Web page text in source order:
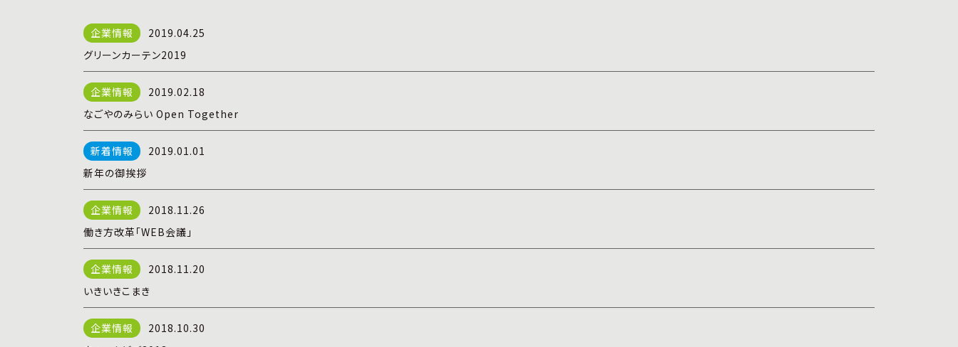
2019.04.25
グリーンカーテン2019
2019.02.18
なごやのみらい Open Together
2019.01.01
新年の御挨拶
2018.11.26
働き方改革「WEB会議」
2018.11.20
いきいきこまき
2018.10.30